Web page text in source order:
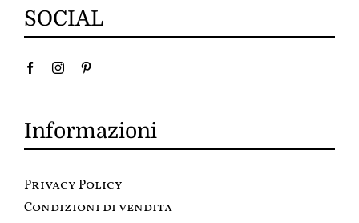
SOCIAL
Informazioni
Privacy Policy
Condizioni di vendita